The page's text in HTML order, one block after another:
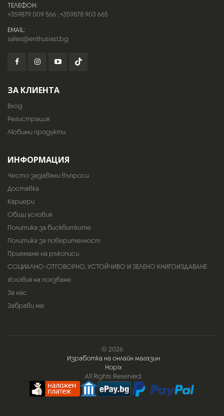
ТЕЛЕФОН:
+359879 009 566,+359878 903 665
EMAIL:
sales@enthusiast.bg
ЗА КЛИЕНТА
Вход
Регистрация
Любими продукти
ИНФОРМАЦИЯ
Често задавани въпроси
Доставка
Кариери
Общи условия
Политика за бисквитките
Политика за поверителност
Приемане на ръкописи
СОЦИАЛНО-ОТГОВОРНО, УСТОЙЧИВО И ЗЕЛЕНО КНИГОИЗДАВАНЕ
Условия на ползване
За нас
Забрави ме
© 2026
Изработка на онлайн магазин
Hopix
. All Rights Reserved.